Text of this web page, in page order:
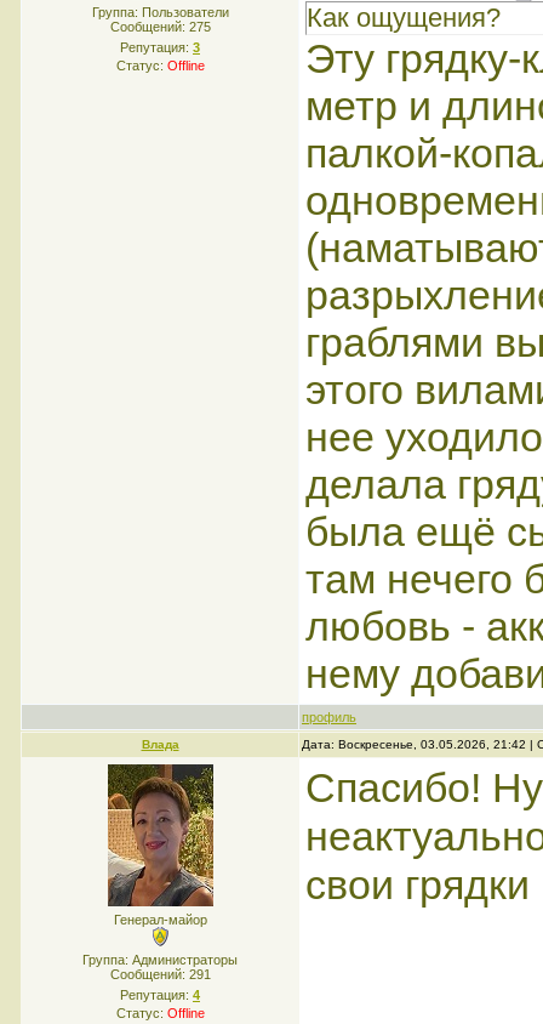
Группа: Пользователи
Сообщений: 275
Репутация: 3
Статус: Offline
Как ощущения?
Эту
метр и
палкой-
граблями
этого
нее
делала
была ещё
там нечего
любовь -
нему
профиль
Влада Дата: Воскресенье, 03.05.2026, 21:42
Генерал-майор
Группа: Администраторы
Сообщений: 291
Репутация: 4
Статус: Offline
Спасибо!
свои